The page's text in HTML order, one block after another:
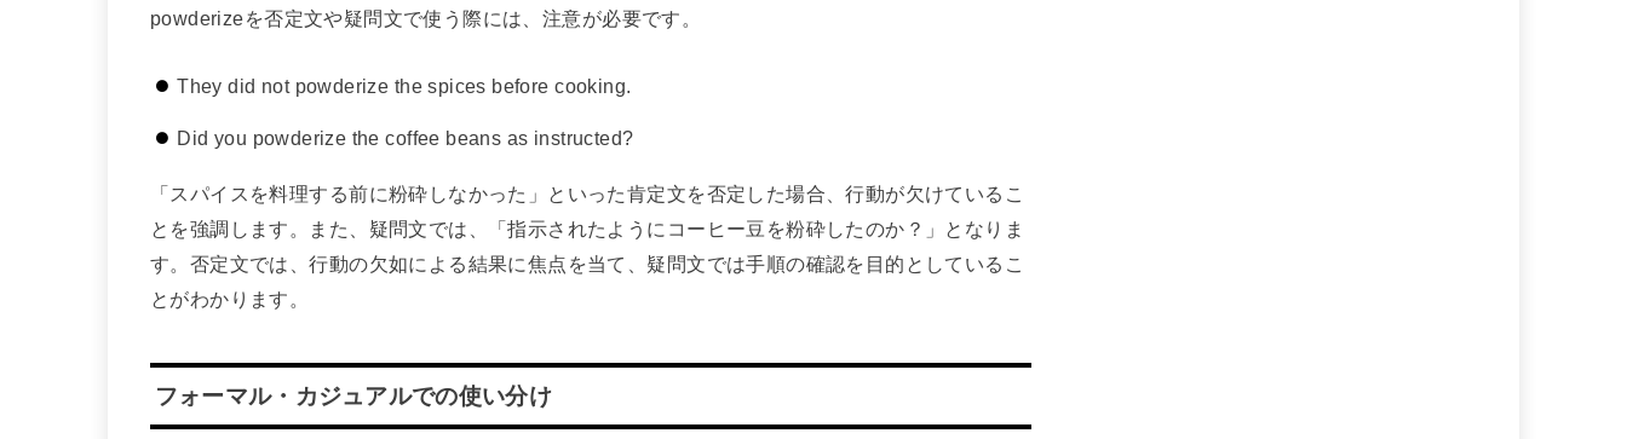
powderizeを否定文や疑問文で使う際には、注意が必要です。
They did not powderize the spices before cooking.
Did you powderize the coffee beans as instructed?
「スパイスを料理する前に粉砕しなかった」といった肯定文を否定した場合、行動が欠けているこ
とを強調します。また、疑問文では、「指示されたようにコーヒー豆を粉砕したのか？」となりま
す。否定文では、行動の欠如による結果に焦点を当て、疑問文では手順の確認を目的としているこ
とがわかります。
フォーマル・カジュアルでの使い分け